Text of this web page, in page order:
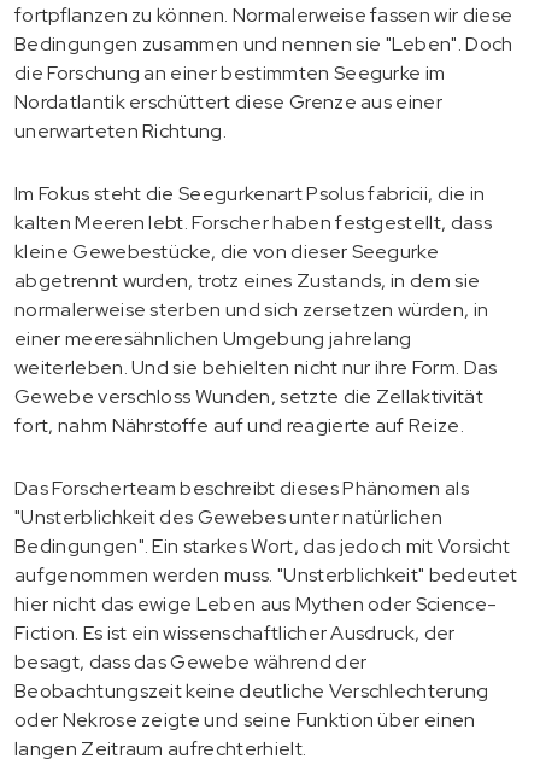
fortpflanzen zu können. Normalerweise fassen wir diese
Bedingungen zusammen und nennen sie "Leben". Doch
die Forschung an einer bestimmten Seegurke im
Nordatlantik erschüttert diese Grenze aus einer
unerwarteten Richtung.
Im Fokus steht die Seegurkenart Psolus fabricii, die in
kalten Meeren lebt. Forscher haben festgestellt, dass
kleine Gewebestücke, die von dieser Seegurke
abgetrennt wurden, trotz eines Zustands, in dem sie
normalerweise sterben und sich zersetzen würden, in
einer meeresähnlichen Umgebung jahrelang
weiterleben. Und sie behielten nicht nur ihre Form. Das
Gewebe verschloss Wunden, setzte die Zellaktivität
fort, nahm Nährstoffe auf und reagierte auf Reize.
Das Forscherteam beschreibt dieses Phänomen als
"Unsterblichkeit des Gewebes unter natürlichen
Bedingungen". Ein starkes Wort, das jedoch mit Vorsicht
aufgenommen werden muss. "Unsterblichkeit" bedeutet
hier nicht das ewige Leben aus Mythen oder Science-
Fiction. Es ist ein wissenschaftlicher Ausdruck, der
besagt, dass das Gewebe während der
Beobachtungszeit keine deutliche Verschlechterung
oder Nekrose zeigte und seine Funktion über einen
langen Zeitraum aufrechterhielt.